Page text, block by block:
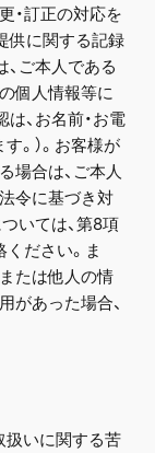
・訂正の対応を
供に関する記録
、ご本人である
個人情報等に
、お名前・お電
。）。お客様が
場合は、ご本人
令に基づき対
いては、第8項
ください。ま
たは他人の情
があった場合、
扱いに関する苦